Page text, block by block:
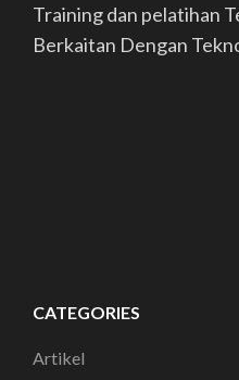
Training dan pelatihan
Berkaitan Dengan
CATEGORIES
Artikel